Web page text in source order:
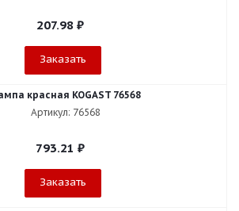
207.98₽
Заказать
красная KOGAST 76568
Артикул: 76568
793.21 ₽
Заказать